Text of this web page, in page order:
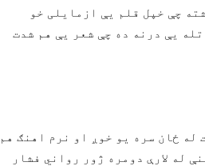
چې خپل قلم یې ازمایلی خو
یې درنه ده چې شعر یې هم شدت
له ځان سره یو خوږ او نرم اهنګ هم
له لارې دومره ژور رواني فشار